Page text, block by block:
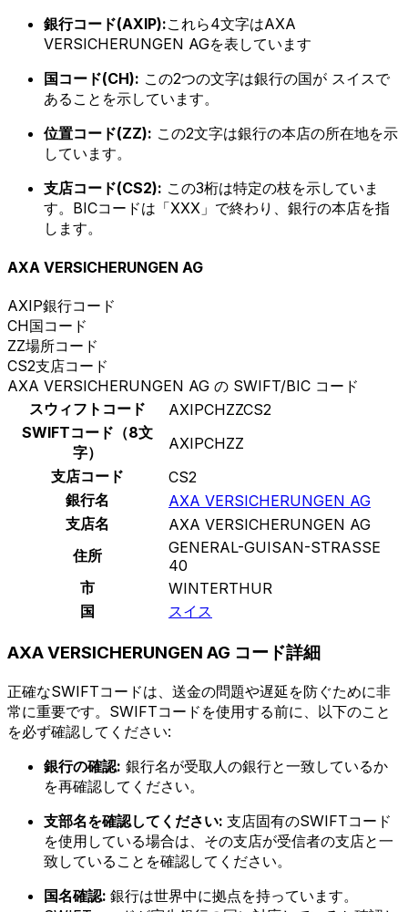
銀行コード(AXIP):これら4文字はAXA
VERSICHERUNGEN AGを表しています
国コード(CH): この2つの文字は銀行の国が スイスで
あることを示しています。
位置コード(ZZ): この2文字は銀行の本店の所在地を示
しています。
支店コード(CS2): この3桁は特定の枝を示していま
す。BICコードは「XXX」で終わり、銀行の本店を指
します。
AXA VERSICHERUNGEN AG
AXIP銀行コード
CH国コード
ZZ場所コード
CS2支店コード
AXA VERSICHERUNGEN AG の SWIFT/BIC コード
スウィフトコード
AXIPCHZZCS2
SWIFTコード（8文
字）
AXIPCHZZ
支店コード
CS2
銀行名
AXA VERSICHERUNGEN AG
支店名
AXA VERSICHERUNGEN AG
住所
GENERAL-GUISAN-STRASSE
40
市
WINTERTHUR
国
スイス
AXA VERSICHERUNGEN AG コード詳細
正確なSWIFTコードは、送金の問題や遅延を防ぐために非
常に重要です。SWIFTコードを使用する前に、以下のこと
を必ず確認してください:
銀行の確認: 銀行名が受取人の銀行と一致しているか
を再確認してください。
支部名を確認してください: 支店固有のSWIFTコード
を使用している場合は、その支店が受信者の支店と一
致していることを確認してください。
国名確認: 銀行は世界中に拠点を持っています。